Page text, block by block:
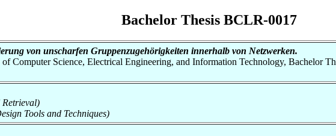
Bachelor Thesis BCLR-0017
von unscharfen Gruppenzugehörigkeiten innerhalb von Netzwerken.
Computer Science, Electrical Engineering, and Information Technology, Bachelor
Retrieval)
Tools and Techniques)